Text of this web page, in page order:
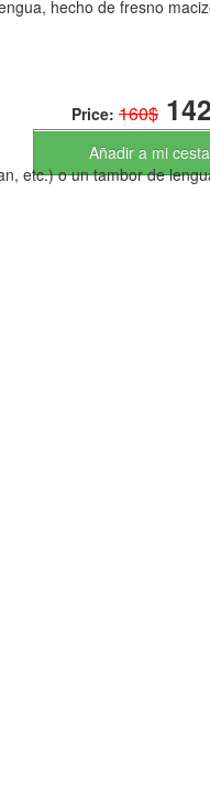
hecho de fresno
Price: 160$
Añadir a mi cesta
etc.) o un tambor de